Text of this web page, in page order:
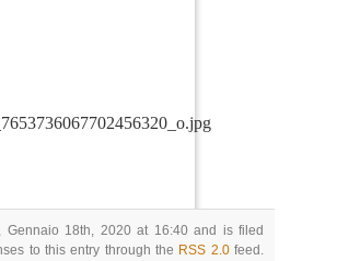
Gennaio 18th, 2020 at 16:40 and is filed
to this entry through the RSS 2.0feed.